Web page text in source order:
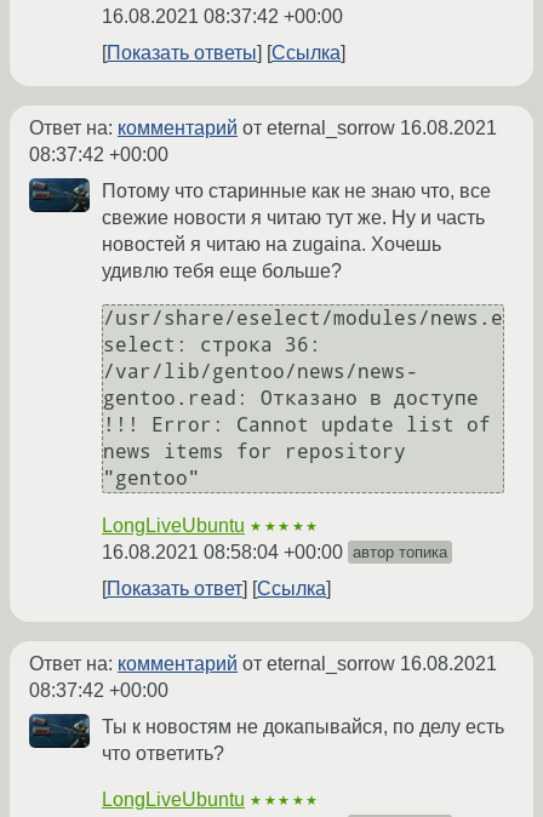
16.08.2021 08:37:42 +00:00
Показать ответы
Ссылка
Ответ на: комментарий от eternal_sorrow 16.08.2021
08:37:42 +00:00
Потому что старинные как не знаю что, все
свежие новости я читаю тут же. Ну и часть
новостей я читаю на zugaina. Хочешь
удивлю тебя еще больше?
/usr/share/eselect/modules/news.e
select: строка 36:
/var/lib/gentoo/news/news-
gentoo.read: Отказано в доступе
!!! Error: Cannot update list of
news items for repository
"gentoo"
LongLiveUbuntu ★★★★★
16.08.2021 08:58:04 +00:00 автор топика
Показать ответ Ссылка
Ответ на: комментарий от eternal_sorrow 16.08.2021
08:37:42 +00:00
Ты к новостям не докапывайся, по делу есть
что ответить?
LongLiveUbuntu ★★★★★